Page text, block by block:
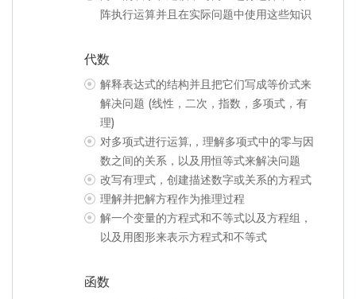
阵执行运算并且在实际问题中使用这些知识
代数
解释表达式的结构并且把它们写成等价式来
解决问题 (线性，二次，指数，多项式，有
理)
对多项式进行运算,，理解多项式中的零与因
数之间的关系，以及用恒等式来解决问题
改写有理式，创建描述数字或关系的方程式
理解并把解方程作为推理过程
解一个变量的方程式和不等式以及方程组，
以及用图形来表示方程式和不等式
函数